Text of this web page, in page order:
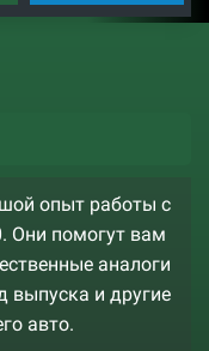
опыт работы с
Они помогут вам
аналоги
выпуска и другие
авто.